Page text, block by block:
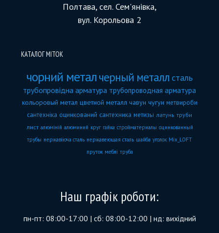
Полтава, сел. Сем'янівка,
вул. Корольова 2
КАТАЛОГ МІТОК
чорний метал черный металл сталь
трубопровідна арматура трубопроводная арматура
кольоровый метал цветной металл чавун чугун метвироби
сантехніка оцинкований сантехника метизы латунь труби
лист алюміній алюминий круг гайка стройматериалы оцинкованный
трубы нержавіюча сталь нержавеющая сталь шайба уголок Mix_LOFT
пруток меблі труба
Наш графік роботи:
пн-пт: 08:00-17:00 | сб: 08:00-12:00 | нд: вихідний